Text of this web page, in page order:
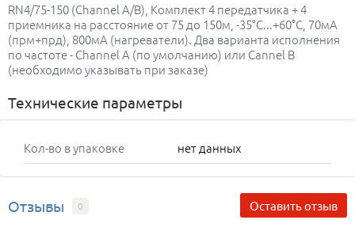
RN4/75-150 (Channel A/B), Комплект 4 передатчика + 4
приемника на расстояние от 75 до 150м, -35°С...+60°С, 70мА
(прм+прд), 800мА (нагреватели). Два варианта исполнения
по частоте - Channel A (по умолчанию) или Cannel B
(необходимо указывать при заказе)
Технические параметры
Кол-во в упаковке нет данных
Отзывы 0 Оставить отзыв